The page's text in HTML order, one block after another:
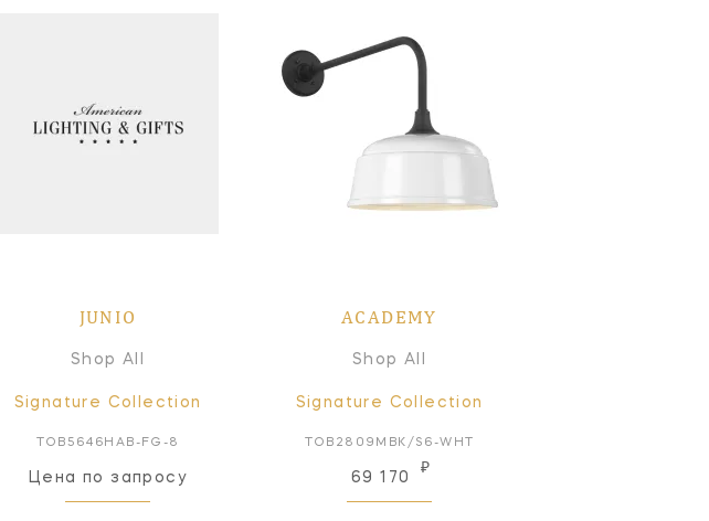
JUNIO
Shop All
Signature Collection
TOB5646HAB-FG-8
Цена по запросу
ACADEMY
Shop All
Signature Collection
TOB2809MBK/S6-WHT
69 170
₽